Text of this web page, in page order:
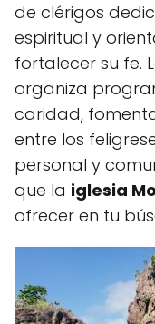
de clérigos
espiritual y
fortalecer su fe.
organiza
caridad,
entre los
personal y
que la iglesia
ofrecer en tu